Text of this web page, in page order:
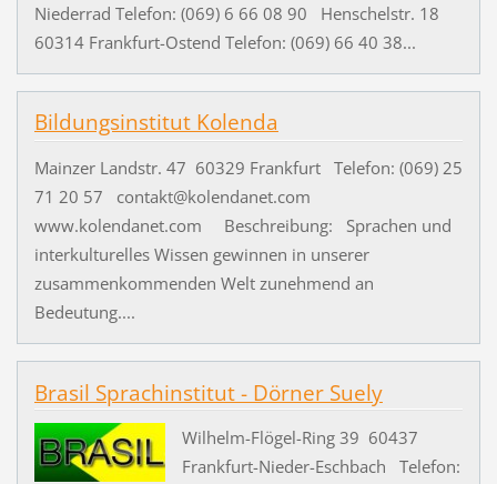
Niederrad Telefon: (069) 6 66 08 90 Henschelstr. 18
60314 Frankfurt-Ostend Telefon: (069) 66 40 38...
Bildungsinstitut Kolenda
Mainzer Landstr. 47 60329 Frankfurt Telefon: (069) 25
71 20 57 contakt@kolendanet.com
www.kolendanet.com Beschreibung: Sprachen und
interkulturelles Wissen gewinnen in unserer
zusammenkommenden Welt zunehmend an
Bedeutung....
Brasil Sprachinstitut - Dörner Suely
Wilhelm-Flögel-Ring 39 60437
Frankfurt-Nieder-Eschbach Telefon: